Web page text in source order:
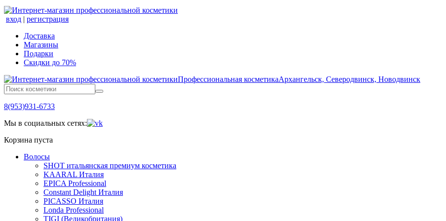
вход | регистрация
Доставка
Магазины
Подарки
Скидки до 70%
Профессиональная косметикаАрхангельск, Северодвинск, Новодвинск
8(953)931-6733
Мы в социальных сетях:
Корзина пуста
Волосы
SHOT итальянская премиум косметика
KAARAL Италия
EPICA Professional
Constant Delight Италия
PICASSO Италия
Londa Professional
TIGI (Великобритания)